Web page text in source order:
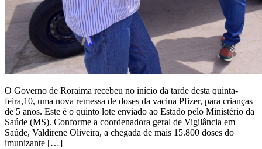
O Governo de Roraima recebeu no início da tarde desta quinta-
feira,10, uma nova remessa de doses da vacina Pfizer, para crianças
de 5 anos. Este é o quinto lote enviado ao Estado pelo Ministério da
Saúde (MS). Conforme a coordenadora geral de Vigilância em
Saúde, Valdirene Oliveira, a chegada de mais 15.800 doses do
imunizante […]